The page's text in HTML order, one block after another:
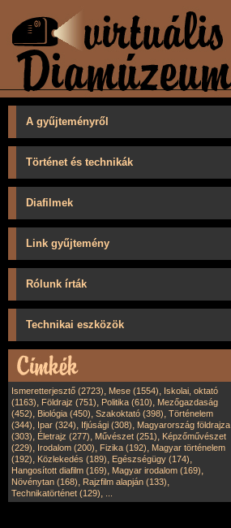
A gyűjteményről
Történet és technikák
Diafilmek
Link gyűjtemény
Rólunk írták
Technikai eszközök
Ismeretterjesztő (2723), Mese (1554), Iskolai, oktató
(1163), Földrajz (751), Politika (610), Mezőgazdaság
(452), Biológia (450), Szakoktató (398), Történelem
(344), Ipar (324), Ifjúsági (308), Magyarország földrajza
(303), Életrajz (277), Művészet (251), Képzőművészet
(229), Irodalom (200), Fizika (192), Magyar történelem
(192), Közlekedés (189), Egészségügy (174),
Hangosított diafilm (169), Magyar irodalom (169),
Növénytan (168), Rajzfilm alapján (133),
Technikatörténet (129),